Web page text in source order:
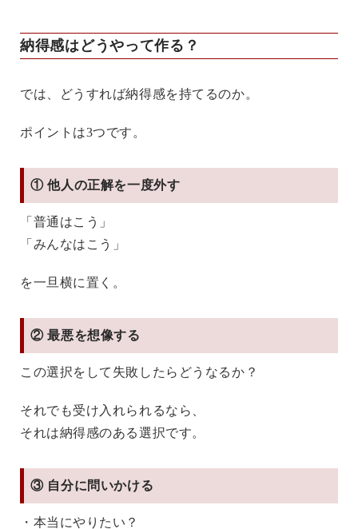
納得感はどうやって作る？
では、どうすれば納得感を持てるのか。
ポイントは3つです。
① 他人の正解を一度外す
「普通はこう」
「みんなはこう」
を一旦横に置く。
② 最悪を想像する
この選択をして失敗したらどうなるか？
それでも受け入れられるなら、
それは納得感のある選択です。
③ 自分に問いかける
・本当にやりたい？